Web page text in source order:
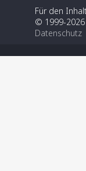
Für den
© 1999-2026
Datenschutz